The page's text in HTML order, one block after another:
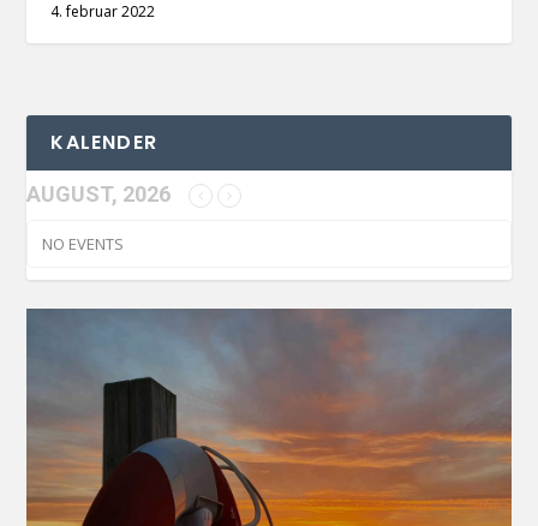
4. februar 2022
KALENDER
AUGUST, 2026
NO EVENTS